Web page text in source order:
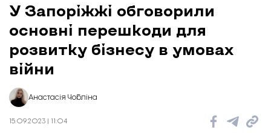
Новини
Відбудова Запоріжжя
Ексклюзив
Бізнес
Шлях додому
Колонки
Про нас
Редакційна політика
У Запоріжжі обговорили
основні перешкоди для
розвитку бізнесу в умовах
війни
Анастасія Чобліна
15.09.2023 | 11:04